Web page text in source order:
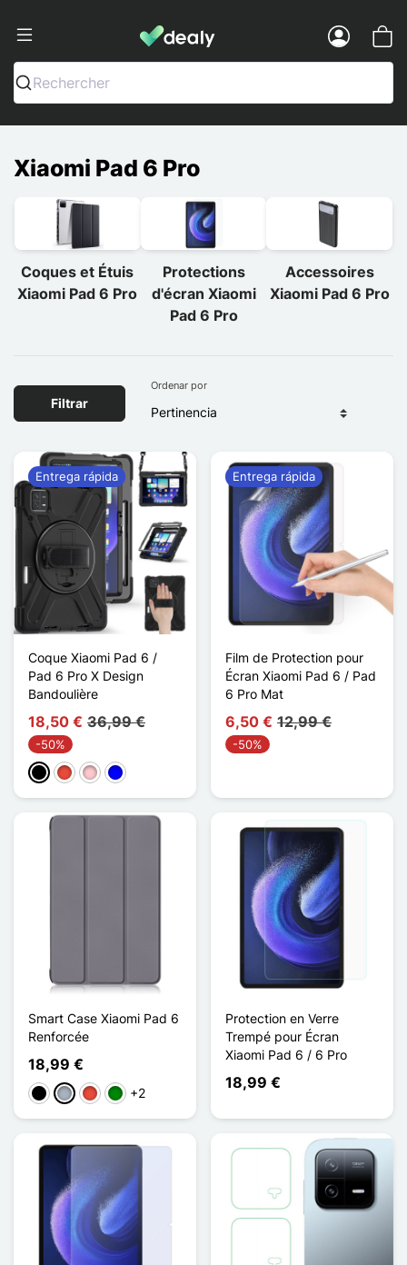
Dealy - Fundas y accesorios para
Rechercher
Xiaomi Pad 6 Pro
Coques et Étuis
Xiaomi Pad 6 Pro
Protections
d'écran Xiaomi
Pad 6 Pro
Accessoires
Xiaomi Pad 6 Pro
Filtrar
Ordenar por
Coque Xiaomi Pad 6 /
Pad 6 Pro X Design
Bandoulière
18,50 € 36,99 €
-50%
NegroRojoRosaAzul
Entrega rápida
Film de Protection pour
Écran Xiaomi Pad 6 / Pad
6 Pro Mat
6,50 € 12,99 €
-50%
Entrega rápida
Smart Case Xiaomi Pad 6
Renforcée
18,99 €
Negro
Gris RojoVerde
+2
Protection en Verre
Trempé pour Écran
Xiaomi Pad 6 / 6 Pro
18,99 €